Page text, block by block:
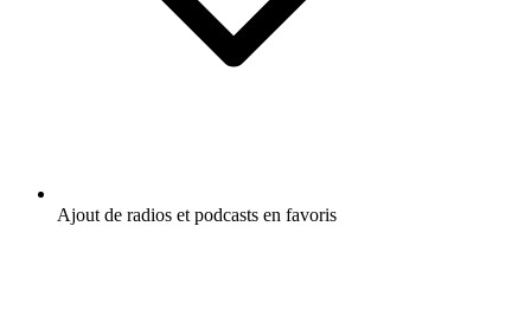
Ajout de radios et podcasts en favoris